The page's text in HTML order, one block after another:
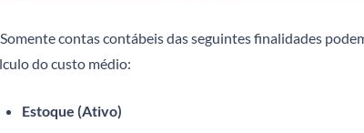
Somente contas contábeis das seguintes finalidades
do custo médio:
Estoque (Ativo)